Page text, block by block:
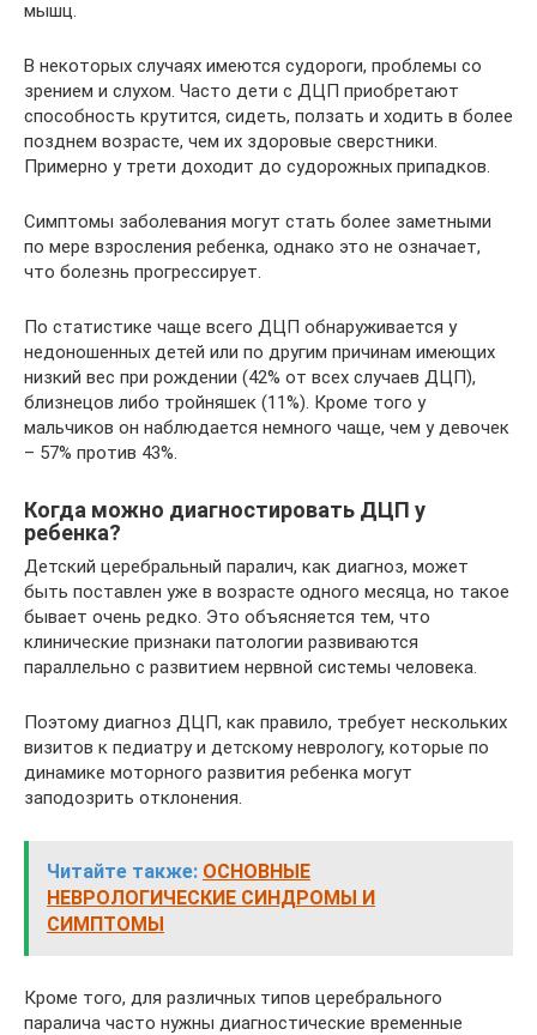
мышц.
В некоторых случаях имеются судороги, проблемы со
зрением и слухом. Часто дети с ДЦП приобретают
способность крутится, сидеть, ползать и ходить в более
позднем возрасте, чем их здоровые сверстники.
Примерно у трети доходит до судорожных припадков.
Симптомы заболевания могут стать более заметными
по мере взросления ребенка, однако это не означает,
что болезнь прогрессирует.
По статистике чаще всего ДЦП обнаруживается у
недоношенных детей или по другим причинам имеющих
низкий вес при рождении (42% от всех случаев ДЦП),
близнецов либо тройняшек (11%). Кроме того у
мальчиков он наблюдается немного чаще, чем у девочек
– 57% против 43%.
Когда можно диагностировать ДЦП у
ребенка?
Детский церебральный паралич, как диагноз, может
быть поставлен уже в возрасте одного месяца, но такое
бывает очень редко. Это объясняется тем, что
клинические признаки патологии развиваются
параллельно с развитием нервной системы человека.
Поэтому диагноз ДЦП, как правило, требует нескольких
визитов к педиатру и детскому неврологу, которые по
динамике моторного развития ребенка могут
заподозрить отклонения.
Читайте также: ОСНОВНЫЕ
НЕВРОЛОГИЧЕСКИЕ СИНДРОМЫ И
СИМПТОМЫ
Кроме того, для различных типов церебрального
паралича часто нужны диагностические временные